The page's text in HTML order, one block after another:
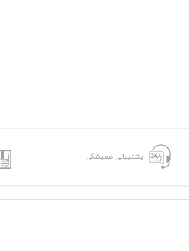
پشتیبانی همیشگی